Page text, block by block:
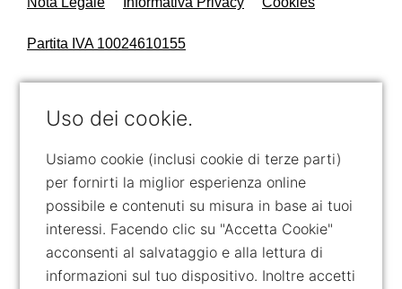
Uso dei cookie.
Usiamo cookie (inclusi cookie di terze parti)
per fornirti la miglior esperienza online
possibile e contenuti su misura in base ai tuoi
interessi. Facendo clic su "Accetta Cookie"
acconsenti al salvataggio e alla lettura di
informazioni sul tuo dispositivo. Inoltre accetti
Partita IVA 10024610155